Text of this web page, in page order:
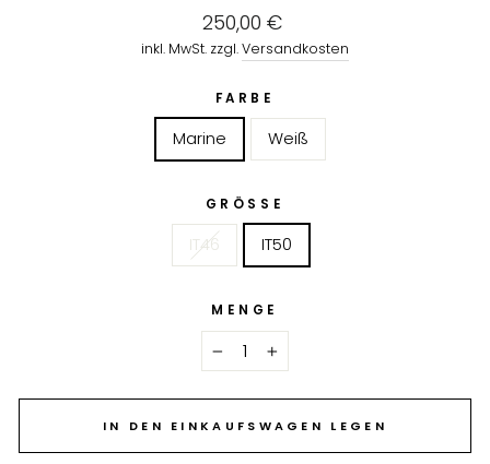
Normaler
Preis
250,00 €
inkl. MwSt. zzgl.Versandkosten
FARBE
Marine Weiß
GRÖSSE
IT46 IT50
MENGE
+
IN DEN EINKAUFSWAGEN LEGEN